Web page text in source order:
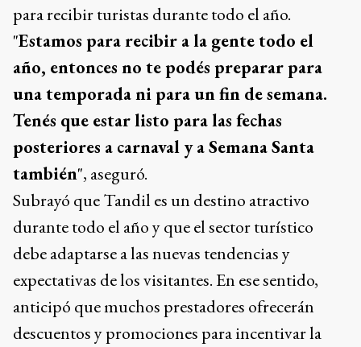
para recibir turistas durante todo el año.
"Estamos para recibir a la gente todo el
año, entonces no te podés preparar para
una temporada ni para un fin de semana.
Tenés que estar listo para las fechas
posteriores a carnaval y a Semana Santa
también", aseguró.
Subrayó que Tandil es un destino atractivo
durante todo el año y que el sector turístico
debe adaptarse a las nuevas tendencias y
expectativas de los visitantes. En ese sentido,
anticipó que muchos prestadores ofrecerán
descuentos y promociones para incentivar la